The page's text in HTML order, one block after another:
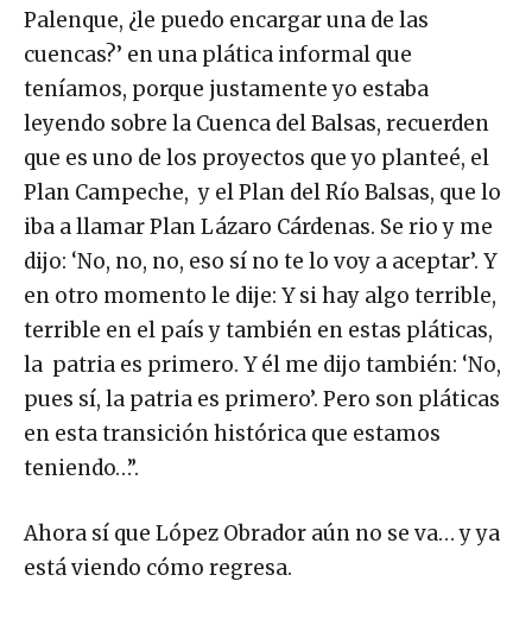
Palenque, ¿le puedo encargar una de las
cuencas?’ en una plática informal que
teníamos, porque justamente yo estaba
leyendo sobre la Cuenca del Balsas, recuerden
que es uno de los proyectos que yo planteé, el
Plan Campeche, y el Plan del Río Balsas, que lo
iba a llamar Plan Lázaro Cárdenas. Se rio y me
dijo: ‘No, no, no, eso sí no te lo voy a aceptar’. Y
en otro momento le dije: Y si hay algo terrible,
terrible en el país y también en estas pláticas,
la patria es primero. Y él me dijo también: ‘No,
pues sí, la patria es primero’. Pero son pláticas
en esta transición histórica que estamos
teniendo…”.
Ahora sí que López Obrador aún no se va… y ya
está viendo cómo regresa.